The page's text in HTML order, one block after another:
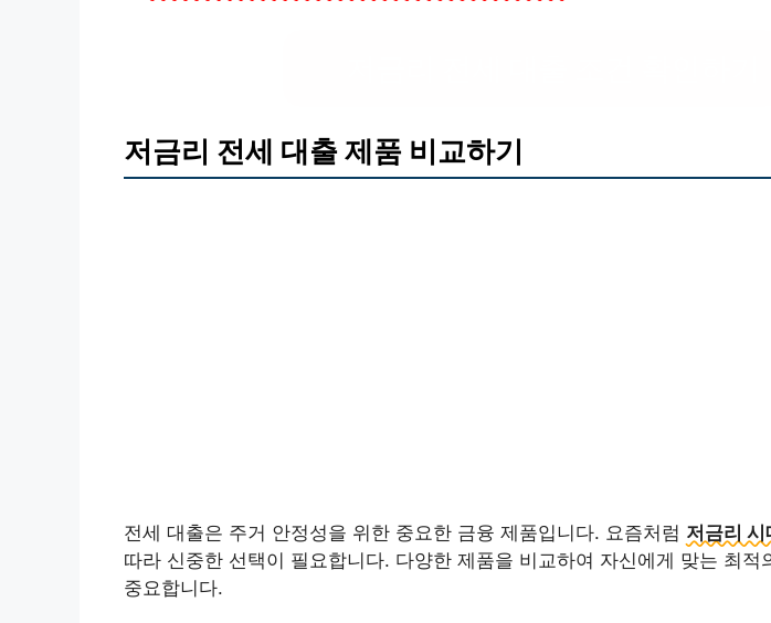
저금리 전세 대출 제품 비교하기
전세 대출은 주거 안정성을 위한 중요한 금융 제품입니다. 요즘처럼 저금리 시
따라 신중한 선택이 필요합니다. 다양한 제품을 비교하여 자신에게 맞는 최적
중요합니다.